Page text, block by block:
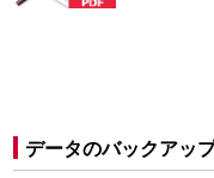
データのバックアッ